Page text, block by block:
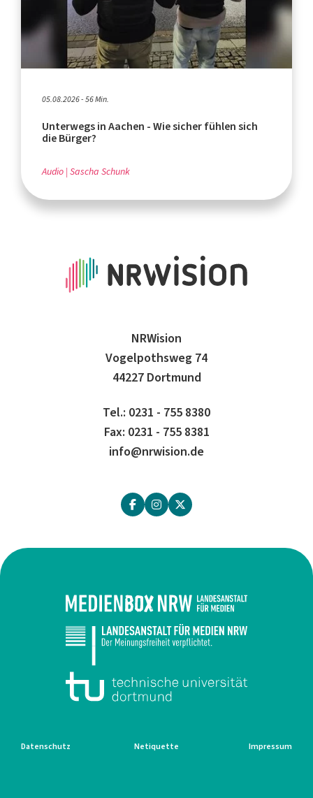
05.08.2026 - 56 Min.
Unterwegs in Aachen - Wie sicher fühlen sich
die Bürger?
Audio Sascha Schunk
NRWision
Vogelpothsweg 74
44227 Dortmund
Tel.: 0231 - 755 8380
Fax: 0231 - 755 8381
info@nrwision.de
Datenschutz Netiquette Impressum